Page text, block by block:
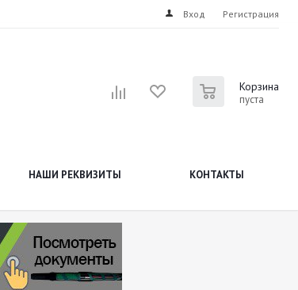
Вход Регистрация
Корзина
пуста
НАШИ РЕКВИЗИТЫ КОНТАКТЫ